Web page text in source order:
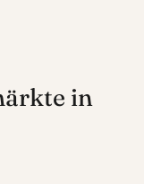
in